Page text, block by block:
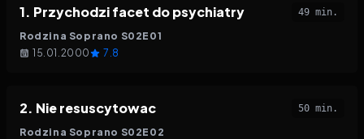
1. Przychodzi facet do psychiatry 49 min.
Rodzina Soprano S02E 01
15.01.2000
7.8
2. Nie resuscytowac 50 min.
Rodzina Soprano S02E 02